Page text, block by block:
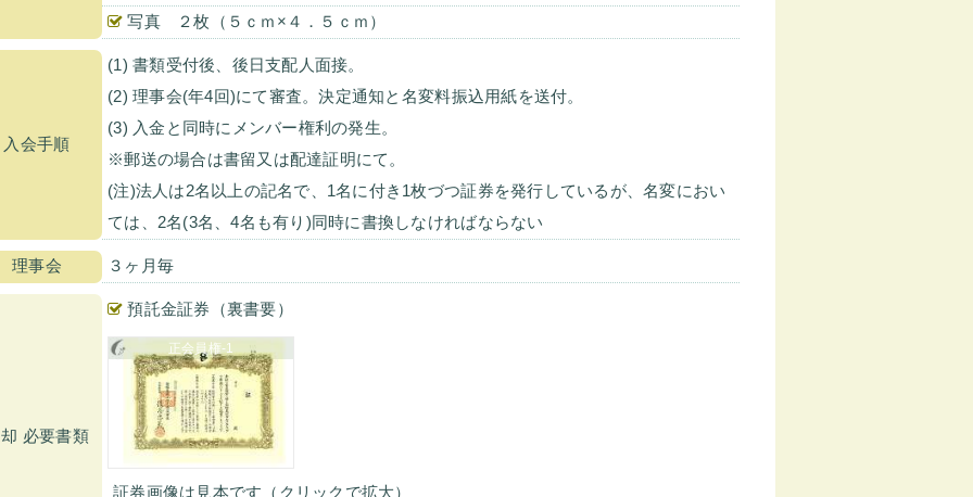
写真 ２枚（５ｃｍ×４．５ｃｍ）
入会手順
(1) 書類受付後、後日支配人面接。
(2) 理事会(年4回)にて審査。決定通知と名変料振込用紙を送付。
(3) 入金と同時にメンバー権利の発生。
※郵送の場合は書留又は配達証明にて。
(注)法人は2名以上の記名で、1名に付き1枚づつ証券を発行しているが、名変におい
ては、2名(3名、4名も有り)同時に書換しなければならない
理事会 ３ヶ月毎
必要書類
預託金証券（裏書要）
正会員権-1
証券画像は見本です（クリックで拡大）